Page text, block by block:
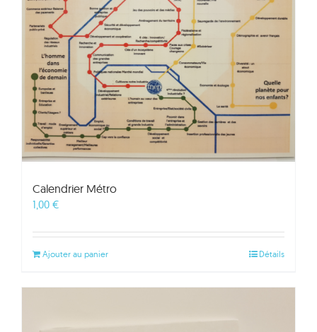
Calendrier Métro
1,00 €
Ajouter au panier Détails